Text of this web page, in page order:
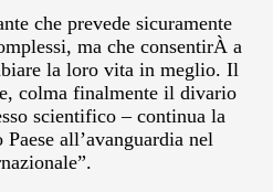
che prevede sicuramente
ma che consentirÀ a
la loro vita in meglio. Il
colma finalmente il divario
scientifico – continua la
all’avanguardia nel